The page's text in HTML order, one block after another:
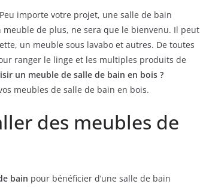
importe votre projet, une salle de bain
de plus, ne sera que le bienvenu. Il peut
un meuble sous lavabo et autres. De toutes
ranger le linge et les multiples produits de
un meuble de salle de bain en bois ?
meubles de salle de bain en bois.
des meubles de
bain pour bénéficier d’une salle de bain